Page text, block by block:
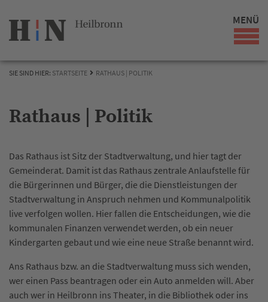
MENÜ
SIE SIND HIER: STARTSEITE RATHAUS | POLITIK
Rathaus | Politik
Das Rathaus ist Sitz der Stadtverwaltung, und hier tagt der
Gemeinderat. Damit ist das Rathaus zentrale Anlaufstelle für
die Bürgerinnen und Bürger, die die Dienstleistungen der
Stadtverwaltung in Anspruch nehmen und Kommunalpolitik
live verfolgen wollen. Hier fallen die Entscheidungen, wie die
kommunalen Finanzen verwendet werden, ob ein neuer
Kindergarten gebaut und wie eine neue Straße benannt wird.
Ans Rathaus bzw. an die Stadtverwaltung muss sich wenden,
wer einen Pass beantragen oder ein Auto anmelden will. Aber
auch wer in Heilbronn ins Theater, in die Bibliothek oder ins